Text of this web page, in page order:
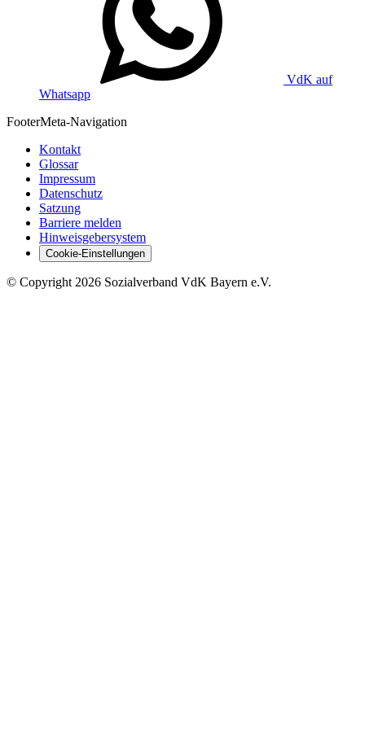
VdK auf
Whatsapp
FooterMeta-Navigation
Kontakt
Glossar
Impressum
Datenschutz
Satzung
Barriere melden
Hinweisgebersystem
Cookie-Einstellungen
© Copyright 2026 Sozialverband VdK Bayern e.V.